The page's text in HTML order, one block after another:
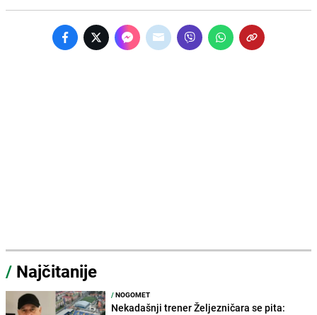
/ Najčitanije
/NOGOMET
Nekadašnji trener Željezničara se pita: